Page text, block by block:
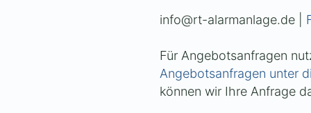
info@rt-alarmanlage.de |
Für Angebotsanfragen
Angebotsanfragen unter
können wir Ihre Anfrage